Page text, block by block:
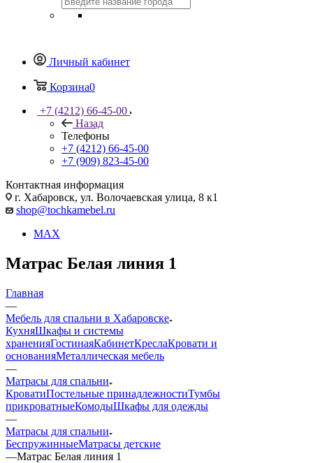
Личный кабинет
Корзина0
+7 (4212) 66-45-00
Назад
Телефоны
+7 (4212) 66-45-00
+7 (909) 823-45-00
Контактная информация
г. Хабаровск, ул. Волочаевская улица, 8 к1
shop@tochkamebel.ru
MAX
Матрас Белая линия 1
Главная
—
Мебель для спальни в Хабаровске
КухняШкафы и системы
храненияГостинаяКабинетКреслаКровати и
основанияМеталлическая мебель
—
Матрасы для спальни
КроватиПостельные принадлежностиТумбы
прикроватныеКомодыШкафы для одежды
—
Матрасы для спальни
БеспружинныеМатрасы детские
—Матрас Белая линия 1